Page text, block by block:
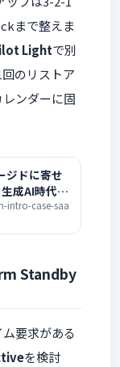
まで整えま
Lightで別
のリストア
ンダーに固
ジドに寄せ
成AI時代の
門
intro-case-saa
Standby
要求がある
を検討